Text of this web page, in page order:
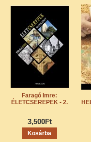
Faragó Imre:
ÉLETCSEREPEK - 2.
3,500Ft
Kosárba